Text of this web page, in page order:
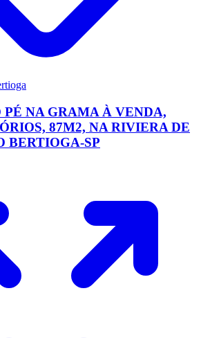
NA GRAMA À VENDA,
87M2, NA RIVIERA DE
BERTIOGA-SP